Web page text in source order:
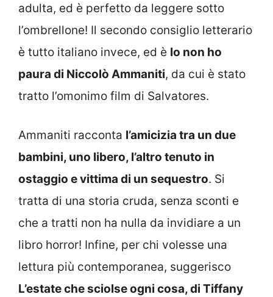
adulta, ed è perfetto da leggere sotto
l’ombrellone! Il secondo consiglio letterario
è tutto italiano invece, ed è Io non ho
paura di Niccolò Ammaniti, da cui è stato
tratto l’omonimo film di Salvatores.
Ammaniti racconta l’amicizia tra un due
bambini, uno libero, l’altro tenuto in
ostaggio e vittima di un sequestro. Si
tratta di una storia cruda, senza sconti e
che a tratti non ha nulla da invidiare a un
libro horror! Infine, per chi volesse una
lettura più contemporanea, suggerisco
L’estate che sciolse ogni cosa, di Tiffany